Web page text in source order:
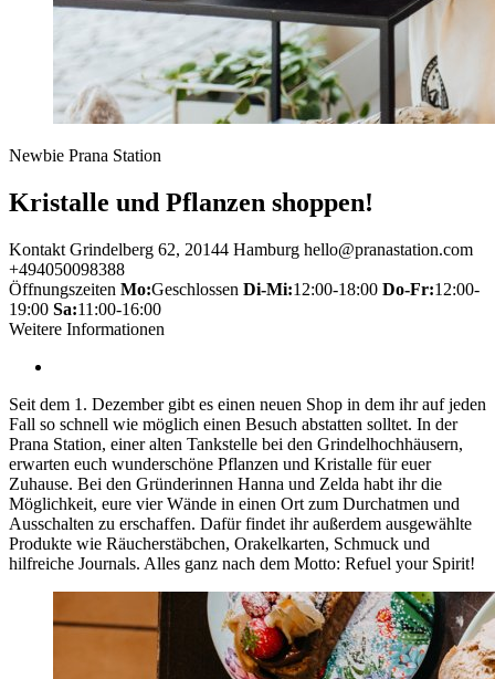
Newbie Prana Station
Kristalle und Pflanzen shoppen!
Kontakt Grindelberg 62, 20144 Hamburg hello@pranastation.com
+494050098388
Öffnungszeiten Mo:Geschlossen Di-Mi:12:00-18:00 Do-Fr:12:00-
19:00 Sa:11:00-16:00
Weitere Informationen
Seit dem 1. Dezember gibt es einen neuen Shop in dem ihr auf jeden
Fall so schnell wie möglich einen Besuch abstatten solltet. In der
Prana Station, einer alten Tankstelle bei den Grindelhochhäusern,
erwarten euch wunderschöne Pflanzen und Kristalle für euer
Zuhause. Bei den Gründerinnen Hanna und Zelda habt ihr die
Möglichkeit, eure vier Wände in einen Ort zum Durchatmen und
Ausschalten zu erschaffen. Dafür findet ihr außerdem ausgewählte
Produkte wie Räucherstäbchen, Orakelkarten, Schmuck und
hilfreiche Journals. Alles ganz nach dem Motto: Refuel your Spirit!